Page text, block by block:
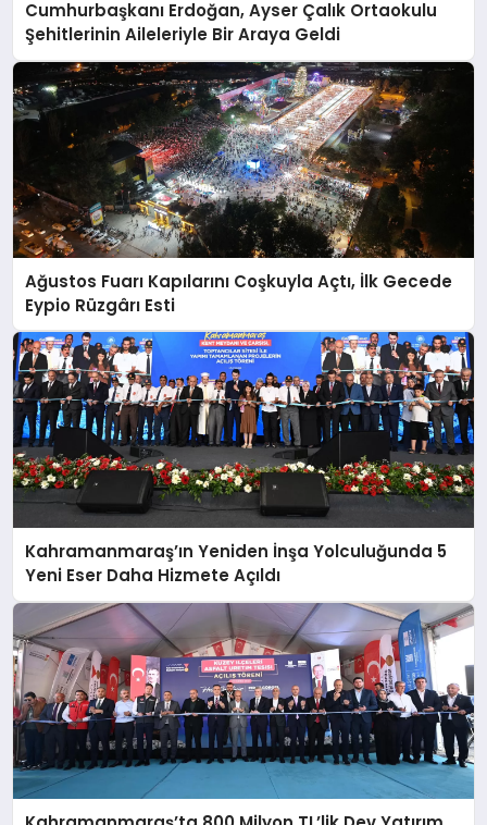
Cumhurbaşkanı Erdoğan, Ayser Çalık Ortaokulu
Şehitlerinin Aileleriyle Bir Araya Geldi
Ağustos Fuarı Kapılarını Coşkuyla Açtı, İlk Gecede
Eypio Rüzgârı Esti
Kahramanmaraş’ın Yeniden İnşa Yolculuğunda 5
Yeni Eser Daha Hizmete Açıldı